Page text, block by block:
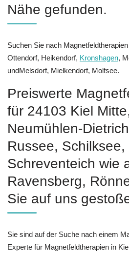
Nähe gefunden.
Suchen Sie nach
Ottendorf, Heikendorf, Kronshagen,
undMelsdorf, Mielkendorf, Molfsee.
Preiswerte
für 24103 Kiel
Neumühlen-
Russee, Schilksee,
Schreventeich wie
Ravensberg,
Sie auf uns
Sie sind auf der Suche nach einem
Experte für Magnetfeldtherapien in